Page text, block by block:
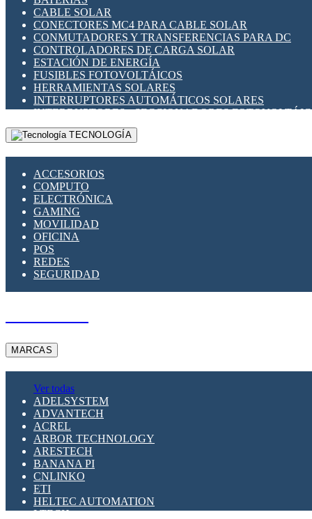
CABLE SOLAR
CONECTORES MC4 PARA CABLE SOLAR
CONMUTADORES Y TRANSFERENCIAS PARA DC
CONTROLADORES DE CARGA SOLAR
ESTACIÓN DE ENERGÍA
FUSIBLES FOTOVOLTÁICOS
HERRAMIENTAS SOLARES
INTERRUPTORES AUTOMÁTICOS SOLARES
INTERRUPTORES - SECCIONADORES
MONTAJE PANEL SOLAR
PORTA FUSIBLES Y SECCIONADORES
TECNOLOGÍA
ACCESORIOS
COMPUTO
ELECTRÓNICA
GAMING
MOVILIDAD
OFICINA
POS
REDES
SEGURIDAD
MARCAS
Ver todas
ADELSYSTEM
ADVANTECH
ACREL
ARBOR TECHNOLOGY
ARESTECH
BANANA PI
CNLINKO
ETI
HELTEC AUTOMATION
LTECH